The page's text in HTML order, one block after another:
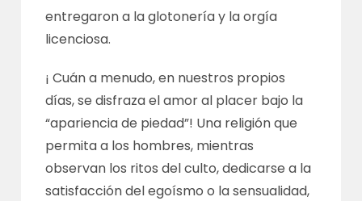
entregaron a la glotonería y la orgía
licenciosa.
¡ Cuán a menudo, en nuestros propios
días, se disfraza el amor al placer bajo la
“apariencia de piedad”! Una religión que
permita a los hombres, mientras
observan los ritos del culto, dedicarse a la
satisfacción del egoísmo o la sensualidad,